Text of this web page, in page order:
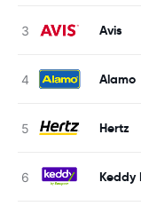
Avis
Alamo
Hertz
Keddy